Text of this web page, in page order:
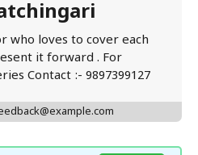
who loves to cover each
it forward . For
Contact :- 9897399127